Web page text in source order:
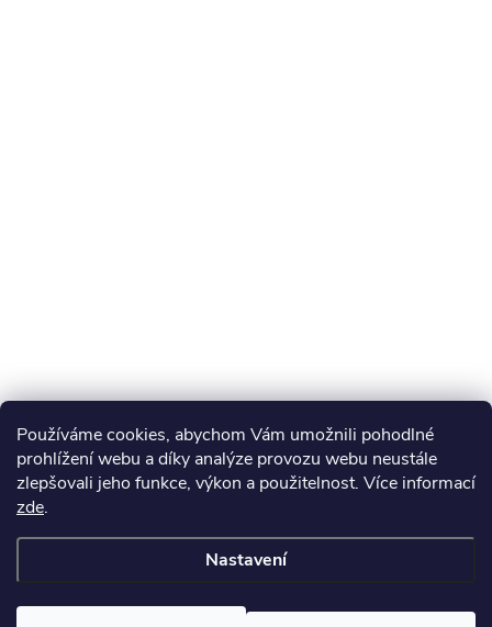
Používáme cookies, abychom Vám umožnili pohodlné
prohlížení webu a díky analýze provozu webu neustále
zlepšovali jeho funkce, výkon a použitelnost. Více informací
zde.
Nastavení